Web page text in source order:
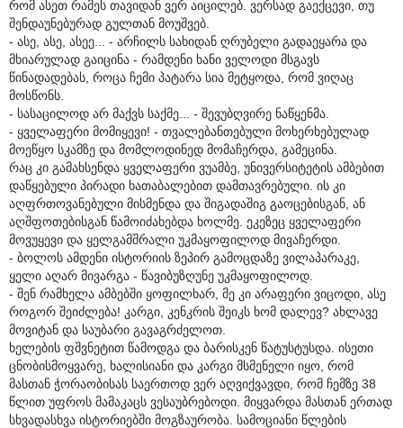
რომ ასეთ რამეს თავიდან ვერ აიცილებ. ვერსად გაექცევი, თუ
შენდაუნებურად გულთან მოუშვებ.
- ასე, ასე, ასეე... - არჩილს სახიდან ღრუბელი გადაეყარა და
მხიარულად გაიცინა - რამდენი ხანი ველოდი მსგავს
წინადადებას, როცა ჩემი პატარა სია მეტყოდა, რომ ვიღაც
მოსწონს.
- სასაცილოდ არ მაქვს საქმე... - შევუბღვირე ნაწყენმა.
- ყველაფერი მომიყევი! - თვალებანთებული მოხერხებულად
მოეწყო სკამზე და მომლოდინედ მომაჩერდა, გამეცინა.
რაც კი გამახსენდა ყველაფერი ვუამბე, უნივერსიტეტის ამბებით
დაწყებული პირადი ხათაბალებით დამთავრებული. ის კი
აღფრთოვანებული მისმენდა და შიგადაშიგ გაოცებისგან, ან
აღშფოთებისგან წამოიძახებდა ხოლმე. ეკეზეც ყველაფერი
მოვუყევი და ყელგამშრალი უკმაყოფილოდ მივაჩერდი.
- ბოლოს ამდენი ისტორიის ზეპირ გამოცდაზე ვილაპარაკე,
ყელი აღარ მივარგა - წავიბუზღუნე უკმაყოფილოდ.
- შენ რამხელა ამბებში ყოფილხარ, მე კი არაფერი ვიცოდი, ასე
როგორ შეიძლება! კარგი, კენკრის შეიკს ხომ დალევ? ახლავე
მოვიტან და საუბარი გავაგრძელოთ.
ხელების ფშვნეტით წამოდგა და ბარისკენ წატუსტუსდა. ისეთი
ცნობისმოყვარე, ხალისიანი და კარგი მსმენელი იყო, რომ
მასთან ჭორაობისას საერთოდ ვერ აღვიქვავდი, რომ ჩემზე 38
წლით უფროს მამაკაცს ვესაუბრებოდი. მიყვარდა მასთან ერთად
სხვადასხვა ისტორიებში მოგზაურობა. სამოციანი წლების